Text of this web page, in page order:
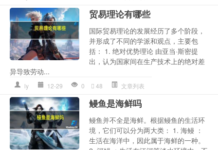
贸易理论有哪些
国际贸易理论的发展经历了多个阶段，
并形成了不同的学派和观点，主要包
括： 1. 绝对优势理论 由亚当·斯密提
出，认为国家间在生产技术上的绝对差
异导致劳动...
ly 12-29 0 48 文章列表
鳗鱼是海鲜吗
鳗鱼并不全是海鲜。根据鳗鱼的生活环
境，它们可以分为两大类： 1. 海鳗 ：
生活在海洋中，因此属于海鲜的一种。